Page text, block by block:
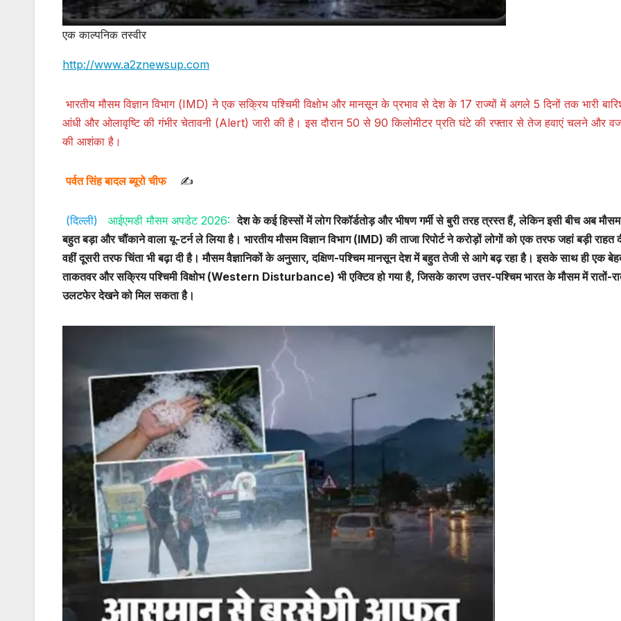
एक काल्पनिक तस्वीर
http://www.a2znewsup.com
भारतीय मौसम विज्ञान विभाग (IMD) ने एक सक्रिय पश्चिमी विक्षोभ और मानसून के प्रभाव से देश के 17 राज्यों में अगले 5 दिनों तक भारी
आंधी और ओलावृष्टि की गंभीर चेतावनी (Alert) जारी की है। इस दौरान 50 से 90 किलोमीटर प्रति घंटे की रफ्तार से तेज हवाएं चलने और
की आशंका है।
पर्वत सिंह बादल ब्यूरो चीफ ✍️
(दिल्ली) आईएमडी मौसम अपडेट 2026: देश के कई हिस्सों में लोग रिकॉर्डतोड़ और भीषण गर्मी से बुरी तरह त्रस्त हैं, लेकिन इसी बीच अब
बहुत बड़ा और चौंकाने वाला यू-टर्न ले लिया है। भारतीय मौसम विज्ञान विभाग (IMD) की ताजा रिपोर्ट ने करोड़ों लोगों को एक तरफ जहां बड़ी राहत
वहीं दूसरी तरफ चिंता भी बढ़ा दी है। मौसम वैज्ञानिकों के अनुसार, दक्षिण-पश्चिम मानसून देश में बहुत तेजी से आगे बढ़ रहा है। इसके साथ ही एक
ताकतवर और सक्रिय पश्चिमी विक्षोभ (Western Disturbance) भी एक्टिव हो गया है, जिसके कारण उत्तर-पश्चिम भारत के मौसम में रातों-
उलटफेर देखने को मिल सकता है।
अस्थायी पुल बहा,
रगौली गांव का संपर्क
Bridge Over
Malanga Nala
Ragauli
Village Cut Off
10,000